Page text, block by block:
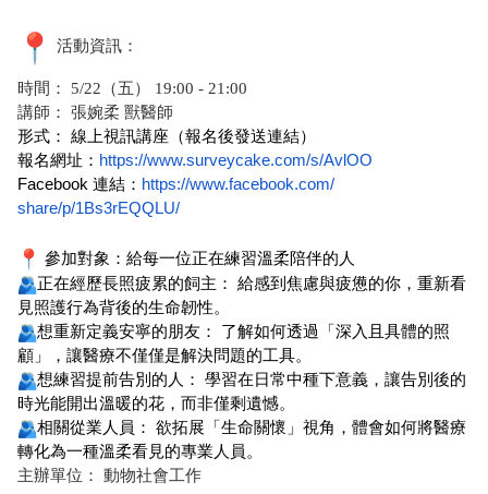
活動資訊：
時間： 5/22（五） 19:00 - 21:00
講師： 張婉柔 獸醫師
形式：
線上視訊講座（報名後發送連結）
報名網址： https://www.surveycake.com/s/AvlOO
Facebook 連結： https://www.facebook.com/
share/p/1Bs3rEQQLU/
參加對象：給每一位正在練習溫柔陪伴的人
正在經歷長照疲累的飼主：
給感到焦慮與疲憊的你，重新看
見照護行為背後的生命韌性。
想重新定義安寧的朋友：
了解如何透過「深入且具體的照
顧」， 讓醫療不僅僅是解決問題的工具。
想練習提前告別的人：
學習在日常中種下意義，讓告別後的
時光能開出溫暖的花， 而非僅剩遺憾。
相關從業人員：
欲拓展「生命關懷」視角， 體會如何將醫療
轉化為一種溫柔看見的專業人員。
主辦單位： 動物社會工作